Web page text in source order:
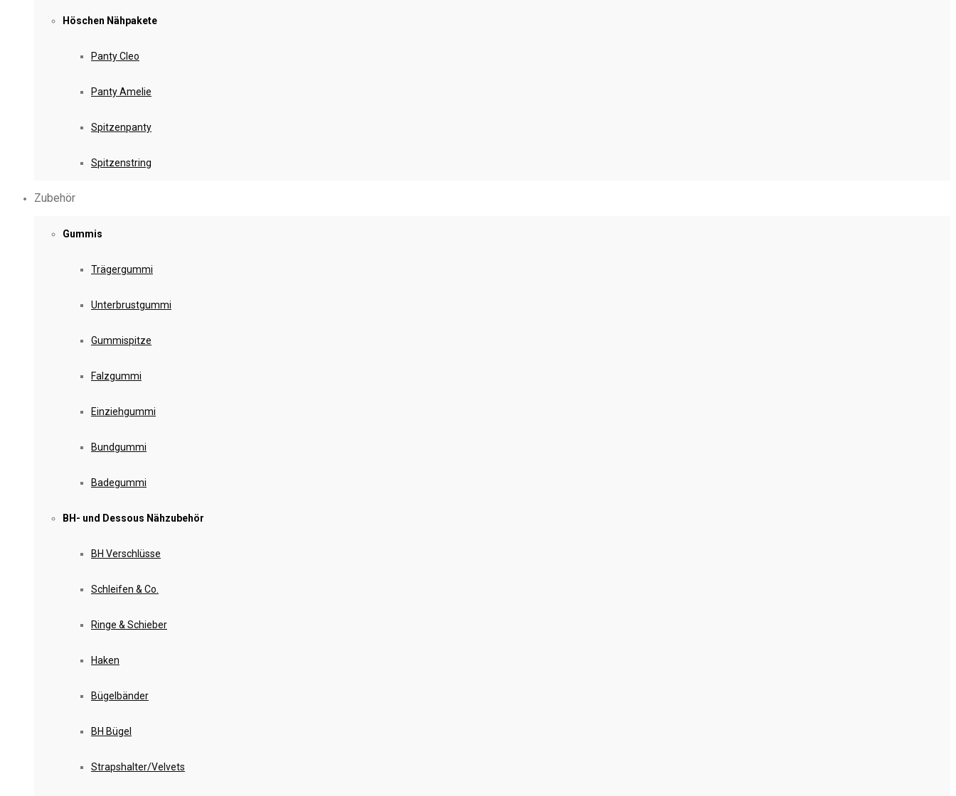
Höschen Nähpakete
Panty Cleo
Panty Amelie
Spitzenpanty
Spitzenstring
Zubehör
Gummis
Trägergummi
Unterbrustgummi
Gummispitze
Falzgummi
Einziehgummi
Bundgummi
Badegummi
BH- und Dessous Nähzubehör
BH Verschlüsse
Schleifen & Co.
Ringe & Schieber
Haken
Bügelbänder
BH Bügel
Strapshalter/Velvets